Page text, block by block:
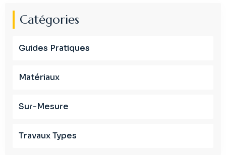
Catégories
Guides Pratiques
Matériaux
Sur-Mesure
Travaux Types